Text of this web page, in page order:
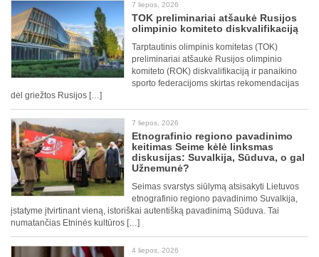
7 liepos, 2026
TOK preliminariai atšaukė Rusijos
olimpinio komiteto diskvalifikaciją
Tarptautinis olimpinis komitetas (TOK)
preliminariai atšaukė Rusijos olimpinio
komiteto (ROK) diskvalifikaciją ir panaikino
sporto federacijoms skirtas rekomendacijas
dėl griežtos Rusijos […]
7 liepos, 2026
Etnografinio regiono pavadinimo
keitimas Seime kėlė linksmas
diskusijas: Suvalkija, Sūduva, o gal
Užnemunė?
Seimas svarstys siūlymą atsisakyti Lietuvos
etnografinio regiono pavadinimo Suvalkija,
įstatyme įtvirtinant vieną, istoriškai autentišką pavadinimą Sūduva. Tai
numatančias Etninės kultūros […]
4 liepos, 2026